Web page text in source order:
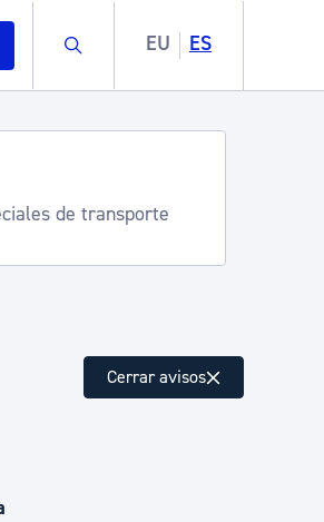
Buscar EU ES
de transporte
Cerrar avisos